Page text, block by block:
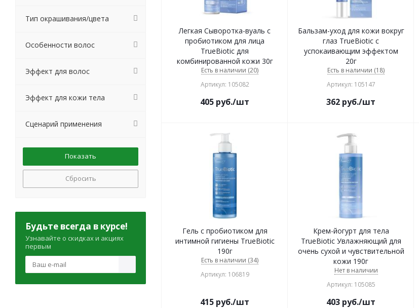
Легкая Cыворотка-вуаль с
пробиотиком для лица
TrueBiotic для
комбинированной кожи 30г
Есть в наличии (20)
Артикул: 105082
405 руб./шт
Бальзам-уход для кожи вокруг
глаз TrueBiotic с
успокаивающим эффектом
20г
Есть в наличии (18)
Артикул: 105147
362 руб./шт
Гель с пробиотиком для
интимной гигиены TrueBiotic
190г
Есть в наличии (34)
Артикул: 106819
415 руб./шт
Крем-йогурт для тела
TrueBiotic Увлажняющий для
очень сухой и чувствительной
кожи 190г
Нет в наличии
Артикул: 105085
403 руб./шт
Тип окрашивания/цвета
Особенности волос
Эффект для волос
Эффект для кожи тела
Сценарий применения
Сбросить
Будьте всегда в курсе!
Узнавайте о скидках и акциях
первым